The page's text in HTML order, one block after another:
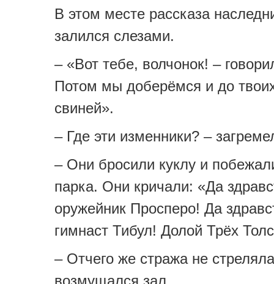
В этом месте рассказа
залился слезами.
– «Вот тебе, волчонок! –
Потом мы доберёмся и до
свиней».
– Где эти изменники? –
– Они бросили куклу и
парка. Они кричали: «Да
оружейник Просперо! Да
гимнаст Тибул! Долой Трёх
– Отчего же стража не
возмущался зал.